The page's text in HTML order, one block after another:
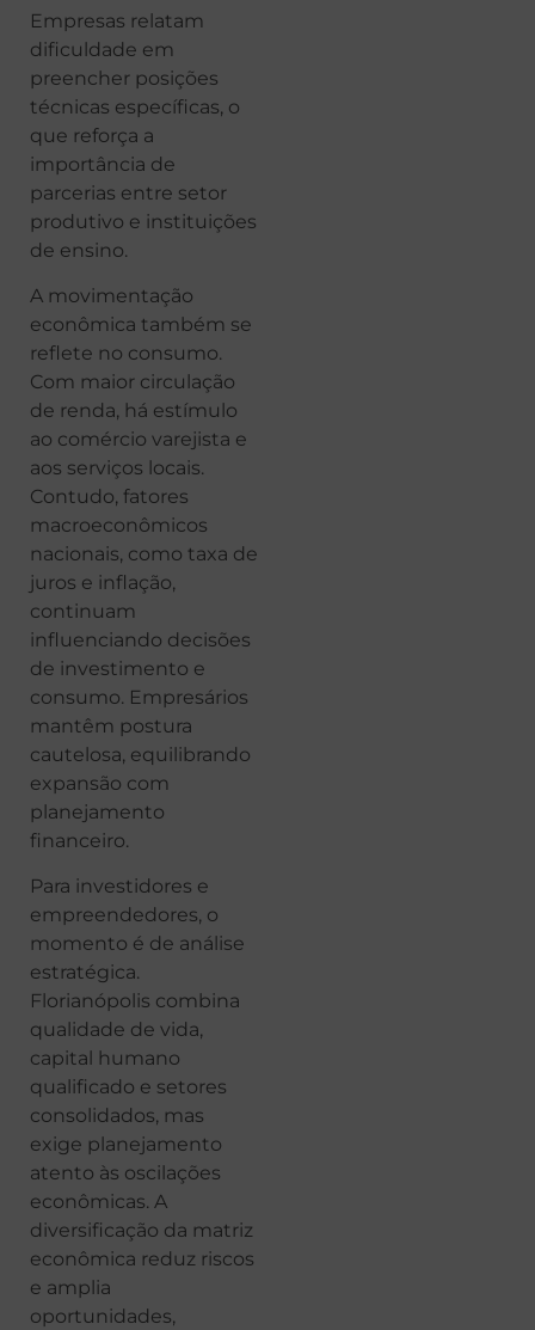
Empresas relatam
dificuldade em
preencher posições
técnicas específicas, o
que reforça a
importância de
parcerias entre setor
produtivo e instituições
de ensino.
A movimentação
econômica também se
reflete no consumo.
Com maior circulação
de renda, há estímulo
ao comércio varejista e
aos serviços locais.
Contudo, fatores
macroeconômicos
nacionais, como taxa de
juros e inflação,
continuam
influenciando decisões
de investimento e
consumo. Empresários
mantêm postura
cautelosa, equilibrando
expansão com
planejamento
financeiro.
Para investidores e
empreendedores, o
momento é de análise
estratégica.
Florianópolis combina
qualidade de vida,
capital humano
qualificado e setores
consolidados, mas
exige planejamento
atento às oscilações
econômicas. A
diversificação da matriz
econômica reduz riscos
e amplia
oportunidades,